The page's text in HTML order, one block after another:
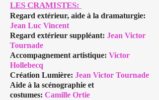
LES CRAMISTES:
Regard extérieur, aide à la dramaturgie:
Jean Luc Vincent
Regard extérieur suppléant: Jean Victor
Tournade
Accompagnement artistique: Victor
Hollebecq
Création Lumière: Jean Victor Tournade
Aide à la scénographie et
costumes: Camille Ortie